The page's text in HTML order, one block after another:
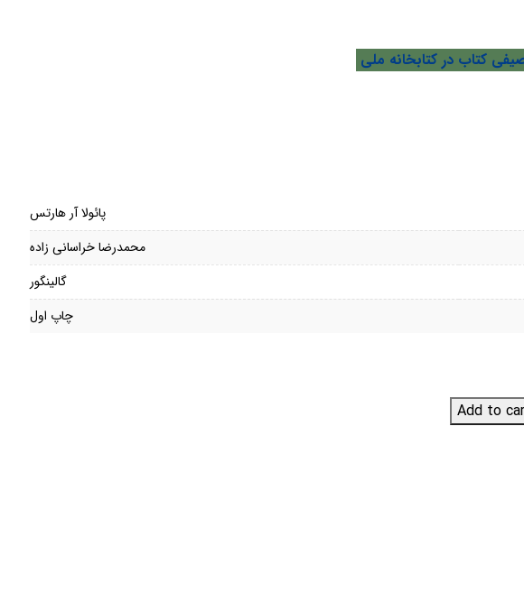
کتاب در کتابخانه ملی
پائولا آر هارتس
محمدرضا خراسانی زاده
گالینگور
چاپ اول
Add to